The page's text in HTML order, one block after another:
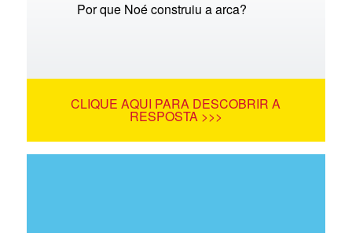
Por que Noé construiu a arca?
CLIQUE AQUI PARA DESCOBRIR A
RESPOSTA >>>